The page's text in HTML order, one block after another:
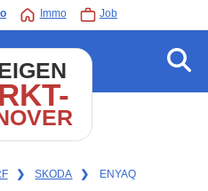
Immo Job
❯ SKODA ❯ ENYAQ